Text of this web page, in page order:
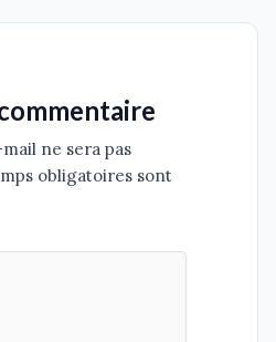
ne sera pas
obligatoires sont